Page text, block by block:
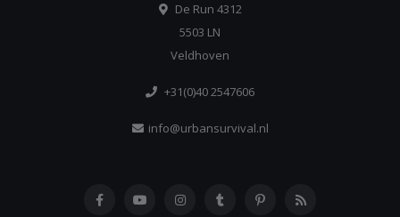
De Run 4312
5503 LN
Veldhoven
+31(0)40 2547606
info@urbansurvival.nl